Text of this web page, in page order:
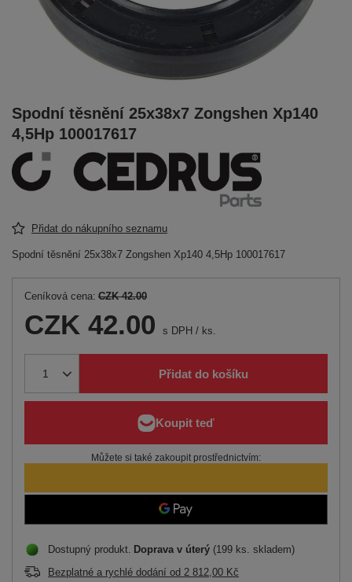
Spodní těsnění 25x38x7 Zongshen Xp140
4,5Hp 100017617
Přidat do nákupního seznamu
Spodní těsnění 25x38x7 Zongshen Xp140 4,5Hp 100017617
Ceníková cena: CZK 42.00
CZK 42.00 s DPH / ks.
Přidat do košíku
Můžete si také zakoupit prostřednictvím:
Dostupný produkt Doprava v úterý (199 ks. skladem)
Bezplatné a rychlé dodání od 2 812,00 Kč